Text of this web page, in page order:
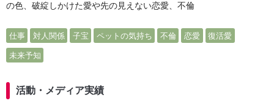
の色、破綻しかけた愛や先の見えない恋愛、不倫
仕事 対人関係 子宝 ペットの気持ち 不倫 恋愛 復活愛
未来予知
活動・メディア実績